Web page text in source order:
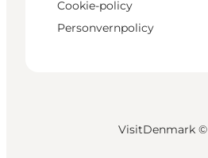
Cookie-policy
Personvernpolicy
VisitDenmark ©